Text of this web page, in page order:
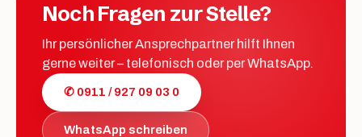
Noch Fragen zur Stelle?
Ihr persönlicher Ansprechpartner hilft Ihnen
gerne weiter – telefonisch oder per WhatsApp.
✆ 0911 / 927 09 03 0
WhatsApp schreiben